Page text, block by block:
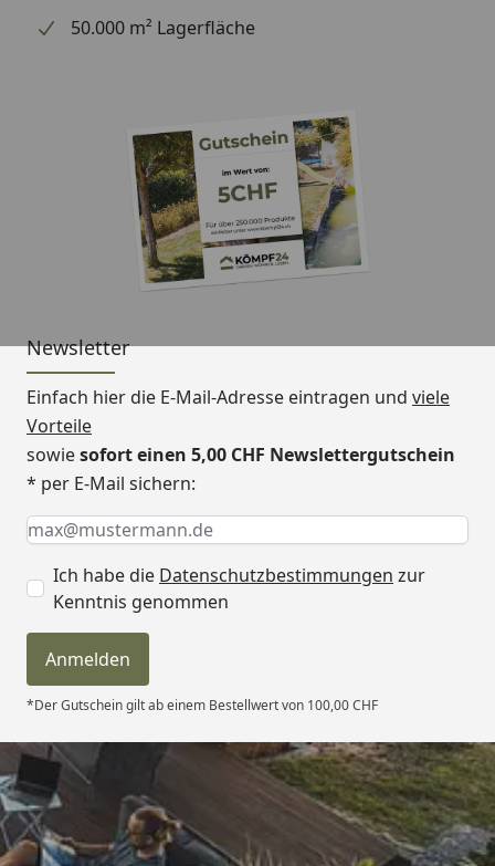
50.000 m² Lagerfläche
Newsletter
Einfach hier die E-Mail-Adresse eintragen und viele
Vorteile
sowiesofort einen 5,00 CHF Newslettergutschein
* per E-Mail sichern:
Keine Eingabe erforderlich
Eingabe erforderlich
E-Mail *
Ich habe die Datenschutzbestimmungen zur
Kenntnis genommen
Anmelden
*Der Gutschein gilt ab einem Bestellwert von 100,00 CHF
Trusted Shops